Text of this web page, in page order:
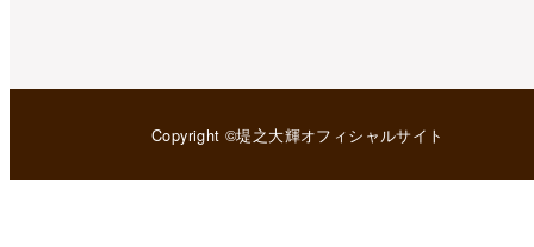
Copyright ©堤之大輝オフィシャルサイト